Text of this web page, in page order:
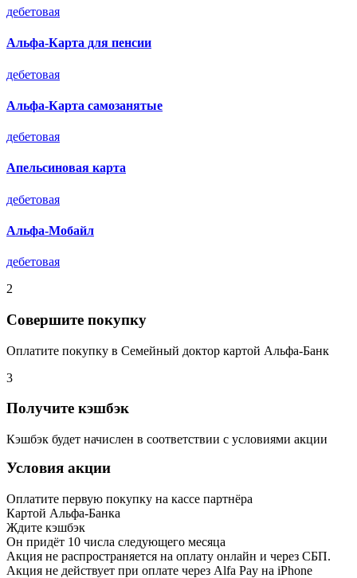
дебетовая
Альфа-Карта для пенсии
дебетовая
Альфа-Карта самозанятые
дебетовая
Апельсиновая карта
дебетовая
Альфа-Мобайл
дебетовая
2
Совершите покупку
Оплатите покупку в Семейный доктор картой Альфа-Банк
3
Получите кэшбэк
Кэшбэк будет начислен в соответствии с условиями акции
Условия акции
Оплатите первую покупку на кассе партнёра
Картой Альфа-Банка
Ждите кэшбэк
Он придёт 10 числа следующего месяца
Акция не распространяется на оплату онлайн и через СБП.
Акция не действует при оплате через Alfa Pay на iPhone